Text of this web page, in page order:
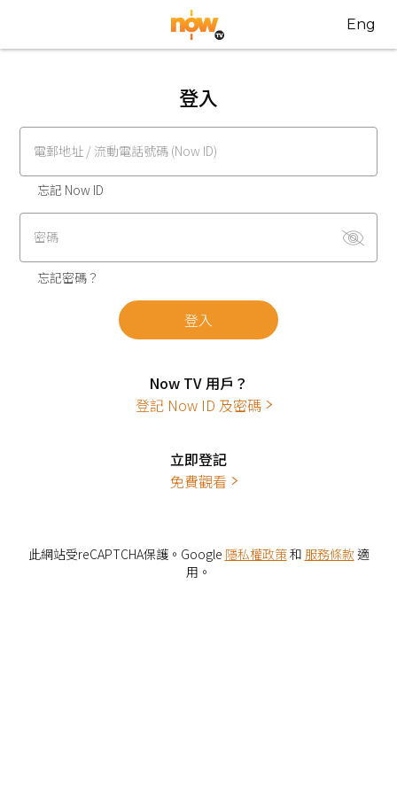
Eng
登入
電郵地址 / 流動電話號碼 (Now ID)
忘記 Now ID
密碼
忘記密碼？
登入
Now TV 用戶？
登記 Now ID 及密碼
立即登記
免費觀看
此網站受reCAPTCHA保護。Google 隱私權政策和 服務條款 適
用。